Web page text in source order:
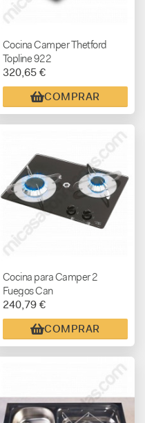
Cocina Camper Thetford
Topline 922
320,65 €
COMPRAR
Cocina para Camper 2
Fuegos Can
240,79 €
COMPRAR